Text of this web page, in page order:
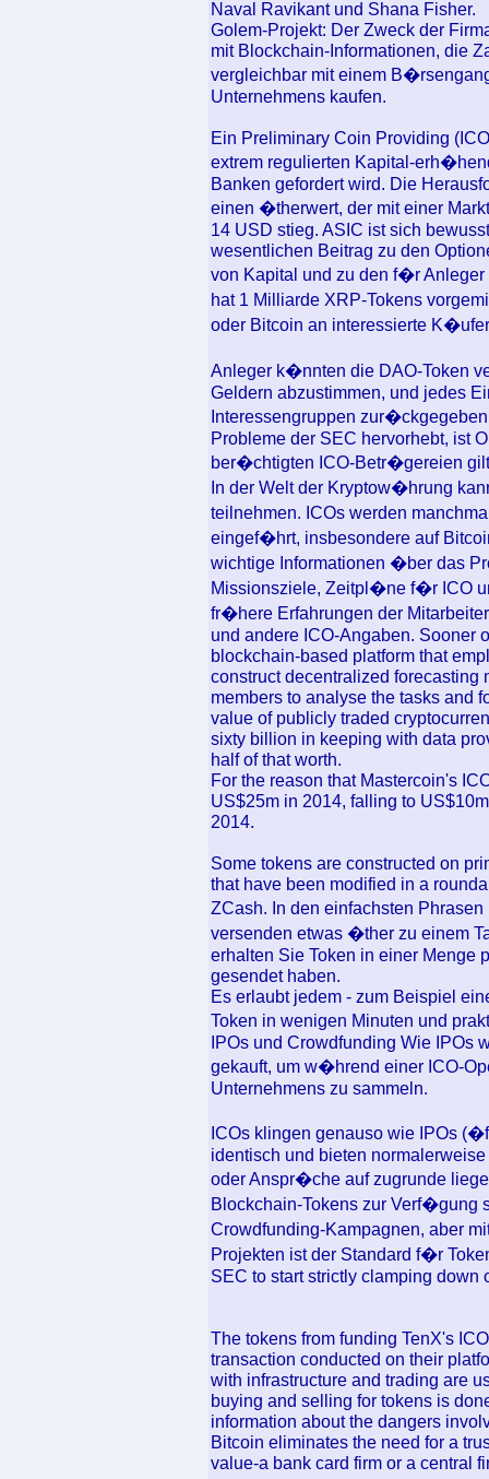
Naval Ravikant und Shana Fisher.
Golem-Projekt: Der Zweck der
mit Blockchain-Informationen, die
vergleichbar mit einem
Unternehmens kaufen.
Ein Preliminary Coin Providing
extrem regulierten Kapital-
Banken gefordert wird. Die
einen �therwert, der mit einer
14 USD stieg. ASIC ist sich
wesentlichen Beitrag zu den
von Kapital und zu den f�r
hat 1 Milliarde XRP-Tokens
oder Bitcoin an interessierte
Anleger k�nnten die DAO-Token
Geldern abzustimmen, und jedes
Interessengruppen
Probleme der SEC hervorhebt, ist
ber�chtigten ICO-Betr�gereien
In der Welt der Kryptow�hrung
teilnehmen. ICOs werden
eingef�hrt, insbesondere auf
wichtige Informationen �ber das
Missionsziele, Zeitpl�ne f�r ICO
fr�here Erfahrungen der
und andere ICO-Angaben. Sooner
blockchain-based platform that
construct decentralized
members to analyse the tasks and
value of publicly traded
sixty billion in keeping with data
half of that worth.
For the reason that Mastercoin's
US$25m in 2014, falling to
2014.
Some tokens are constructed on
that have been modified in a
ZCash. In den einfachsten
versenden etwas �ther zu einem
erhalten Sie Token in einer Menge
gesendet haben.
Es erlaubt jedem - zum Beispiel
Token in wenigen Minuten und
IPOs und Crowdfunding Wie IPOs
gekauft, um w�hrend einer ICO-
Unternehmens zu sammeln.
ICOs klingen genauso wie IPOs
identisch und bieten
oder Anspr�che auf zugrunde
Blockchain-Tokens zur Verf�gung
Crowdfunding-Kampagnen, aber
Projekten ist der Standard f�r
SEC to start strictly clamping down
The tokens from funding TenX's
transaction conducted on their
with infrastructure and trading are
buying and selling for tokens is
information about the dangers
Bitcoin eliminates the need for a
value-a bank card firm or a central